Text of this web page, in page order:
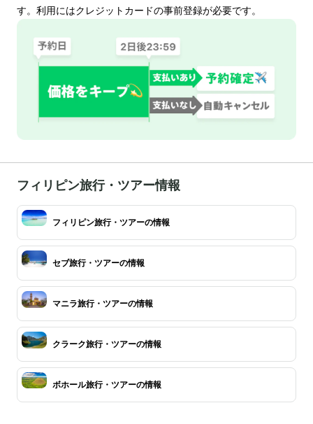
す。利用にはクレジットカードの事前登録が必要です。
フィリピン旅行・ツアー情報
フィリピン旅行・ツアーの情報
セブ旅行・ツアーの情報
マニラ旅行・ツアーの情報
クラーク旅行・ツアーの情報
ボホール旅行・ツアーの情報